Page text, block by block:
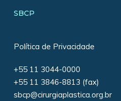
SBCP
Política de Privacidade
+55 11 3044-0000
+55 11 3846-8813 (fax)
sbcp@cirurgiaplastica.org.br